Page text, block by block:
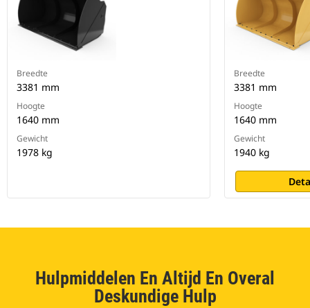
Breedte
3381 mm
Hoogte
1640 mm
Gewicht
1978 kg
Breedte
3381 mm
Hoogte
1640 mm
Gewicht
1940 kg
Hulpmiddelen En Altijd En Overal
Deskundige Hulp